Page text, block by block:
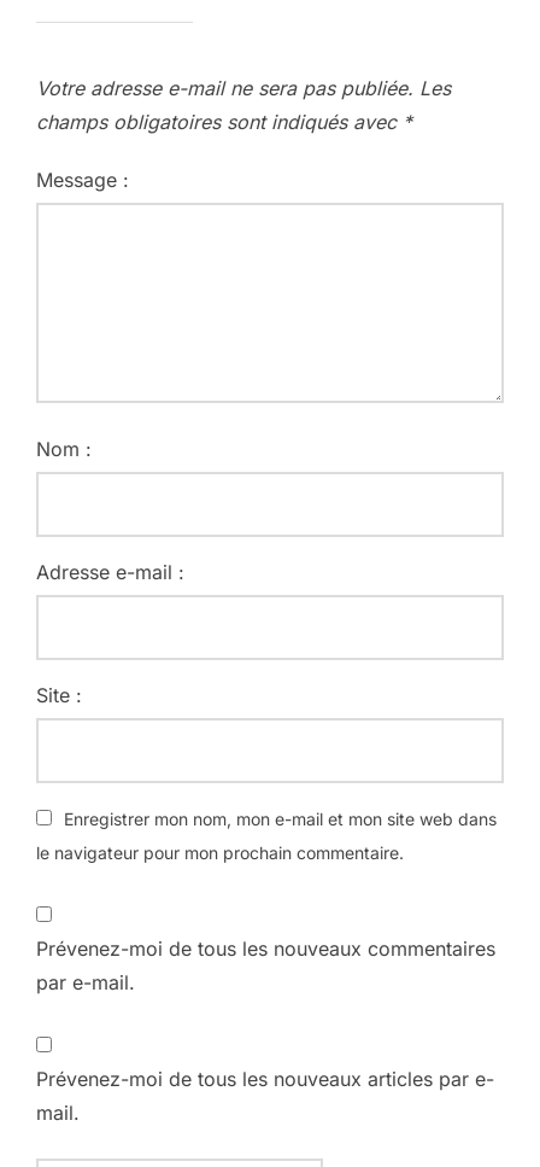
Votre adresse e-mail ne sera pas publiée. Les
champs obligatoires sont indiqués avec *
Message :
Nom :
Adresse e-mail :
Site :
Enregistrer mon nom, mon e-mail et mon site web dans
le navigateur pour mon prochain commentaire.
Prévenez-moi de tous les nouveaux commentaires
par e-mail.
Prévenez-moi de tous les nouveaux articles par e-
mail.